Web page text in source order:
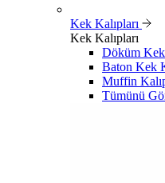
Kek Kalıpları
Kek Kalıpları
Döküm Kek
Baton Kek
Muffin
Tümünü